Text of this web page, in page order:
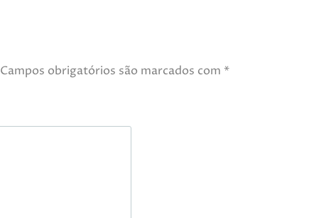
Campos obrigatórios são marcados com *